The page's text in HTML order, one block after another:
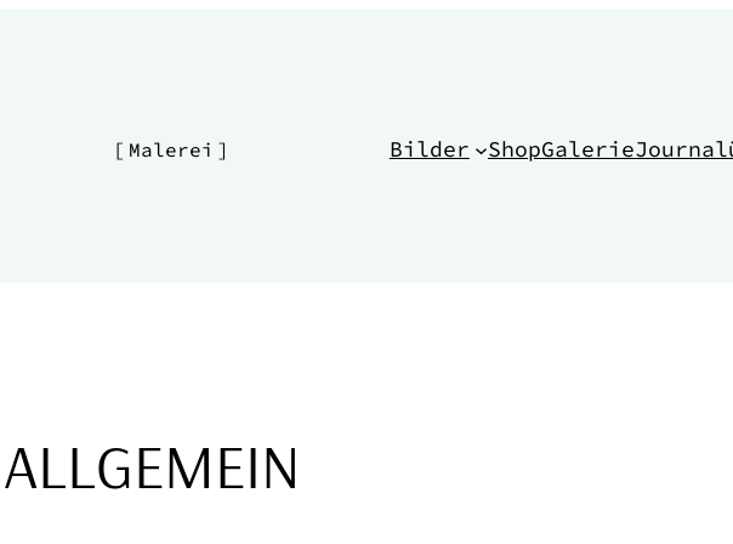
[ Malerei ] Bilder ShopGalerieJournal
ALLGEMEIN